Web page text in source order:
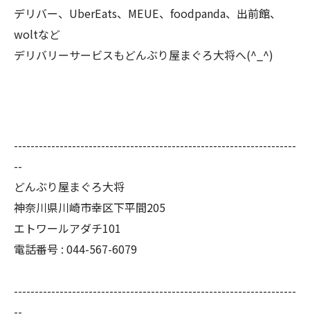
デリバー、UberEats、MEUE、foodpanda、出前館、
woltなど
デリバリーサービスもどんぶり屋まぐろ大将へ(^_^)
--------------------------------------------------------------------
--
どんぶり屋まぐろ大将
神奈川県川崎市幸区下平間205
エトワールアダチ101
電話番号 : 044-567-6079
--------------------------------------------------------------------
--